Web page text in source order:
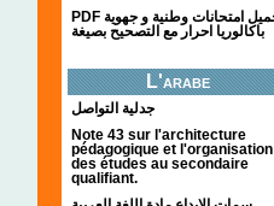
PDF تحميل امتحانات وطنية و جهوية
باكالوريا احرار مع التصحيح بصيغة
L'arabe
جدلية التواصل
Note 43 sur l'architecture
pédagogique et l'organisation
des études au secondaire
qualifiant.